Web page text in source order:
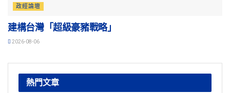
政經論壇
建構台灣「超級豪豬戰略」
2026-08-06
熱門文章